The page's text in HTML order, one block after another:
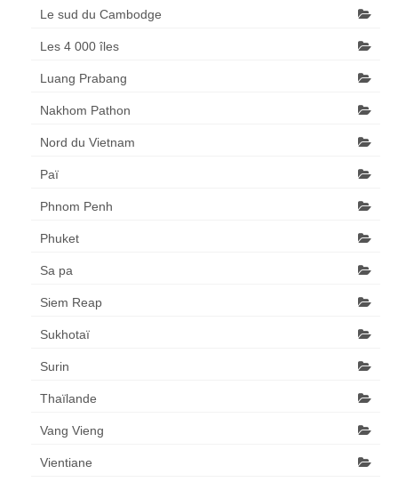
Le sud du Cambodge
Les 4 000 îles
Luang Prabang
Nakhom Pathon
Nord du Vietnam
Paï
Phnom Penh
Phuket
Sa pa
Siem Reap
Sukhotaï
Surin
Thaïlande
Vang Vieng
Vientiane